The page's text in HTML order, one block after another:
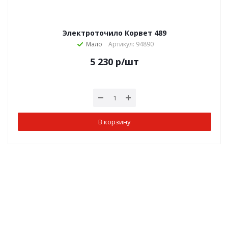
Электроточило Корвет 489
Мало Артикул: 94890
5 230 р/шт
В корзину